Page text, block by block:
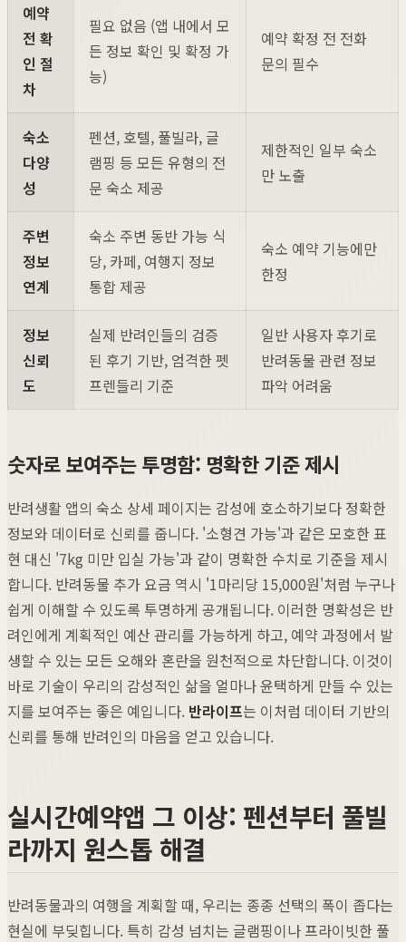
예약
전 확
인 절
차
필요 없음 (앱 내에서 모
든 정보 확인 및 확정 가
능)
예약 확정 전 전화
문의 필수
숙소
다양
성
펜션, 호텔, 풀빌라, 글
램핑 등 모든 유형의 전
문 숙소 제공
제한적인 일부 숙소
만 노출
주변
정보
연계
숙소 주변 동반 가능 식
당, 카페, 여행지 정보
통합 제공
숙소 예약 기능에만
한정
정보
신뢰
도
실제 반려인들의 검증
된 후기 기반, 엄격한 펫
프렌들리 기준
일반 사용자 후기로
반려동물 관련 정보
파악 어려움
숫자로 보여주는 투명함: 명확한 기준 제시
반려생활 앱의 숙소 상세 페이지는 감성에 호소하기보다 정확한
정보와 데이터로 신뢰를 줍니다. '소형견 가능'과 같은 모호한 표
현 대신 '7kg 미만 입실 가능'과 같이 명확한 수치로 기준을 제시
합니다. 반려동물 추가 요금 역시 '1마리당 15,000원'처럼 누구나
쉽게 이해할 수 있도록 투명하게 공개됩니다. 이러한 명확성은 반
려인에게 계획적인 예산 관리를 가능하게 하고, 예약 과정에서 발
생할 수 있는 모든 오해와 혼란을 원천적으로 차단합니다. 이것이
바로 기술이 우리의 감성적인 삶을 얼마나 윤택하게 만들 수 있는
지를 보여주는 좋은 예입니다. 반라이프는 이처럼 데이터 기반의
신뢰를 통해 반려인의 마음을 얻고 있습니다.
실시간예약앱 그 이상: 펜션부터 풀빌
라까지 원스톱 해결
반려동물과의 여행을 계획할 때, 우리는 종종 선택의 폭이 좁다는
현실에 부딪힙니다. 특히 감성 넘치는 글램핑이나 프라이빗한 풀